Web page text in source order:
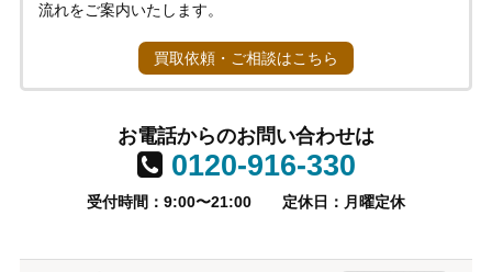
流れをご案内いたします。
買取依頼・ご相談はこちら
お電話からのお問い合わせは
0120-916-330
受付時間：9:00〜21:00 定休日：月曜定休